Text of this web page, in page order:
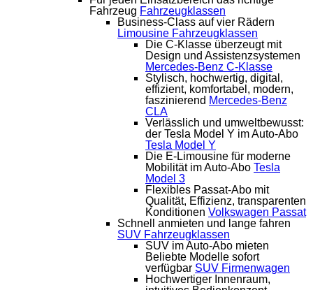
Fahrzeug Fahrzeugklassen
Business-Class auf vier Rädern
Limousine Fahrzeugklassen
Die C-Klasse überzeugt mit
Design und Assistenzsystemen
Mercedes-Benz C-Klasse
Stylisch, hochwertig, digital,
effizient, komfortabel, modern,
faszinierend Mercedes-Benz
CLA
Verlässlich und umweltbewusst:
der Tesla Model Y im Auto-Abo
Tesla Model Y
Die E-Limousine für moderne
Mobilität im Auto-Abo Tesla
Model 3
Flexibles Passat-Abo mit
Qualität, Effizienz, transparenten
Konditionen Volkswagen Passat
Schnell anmieten und lange fahren
SUV Fahrzeugklassen
SUV im Auto-Abo mieten
Beliebte Modelle sofort
verfügbar SUV Firmenwagen
Hochwertiger Innenraum,